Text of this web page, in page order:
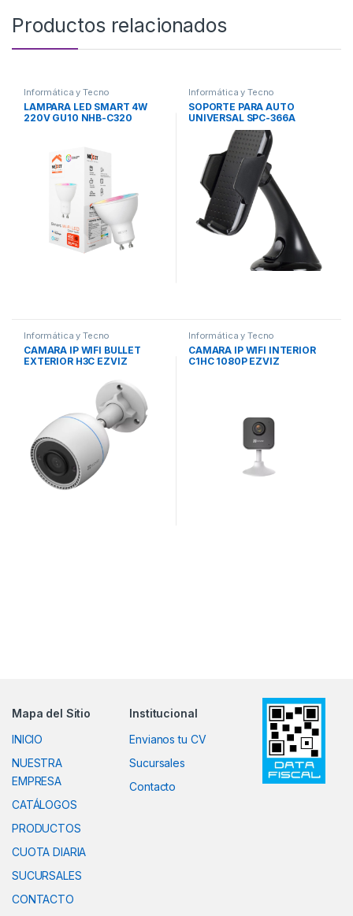
Productos relacionados
Informática y Tecno
LAMPARA LED SMART 4W
220V GU10 NHB-C320
Informática y Tecno
SOPORTE PARA AUTO
UNIVERSAL SPC-366A
Informática y Tecno
CAMARA IP WIFI BULLET
EXTERIOR H3C EZVIZ
Informática y Tecno
CAMARA IP WIFI INTERIOR
C1HC 1080P EZVIZ
Mapa del Sitio
INICIO
NUESTRA
EMPRESA
CATÁLOGOS
PRODUCTOS
CUOTA DIARIA
SUCURSALES
CONTACTO
Institucional
Envianos tu CV
Sucursales
Contacto